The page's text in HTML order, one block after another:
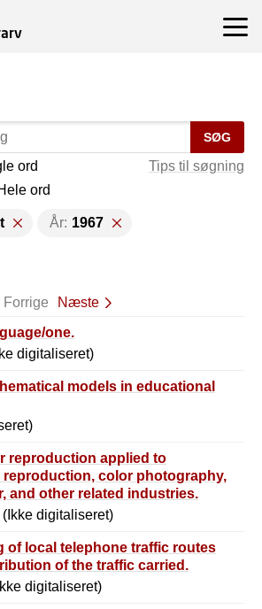
SØG
Tips til søgning
ord
ord
År: 1967
Forrige
Næste
one.
digitaliseret)
models in educational
reproduction applied to
color photography,
and other related industries.
digitaliseret)
of local telephone traffic routes
of the traffic carried.
digitaliseret)